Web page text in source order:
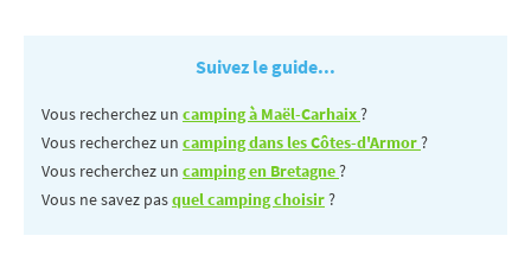
Suivez le guide...
Vous recherchez un camping à Maël-Carhaix?
Vous recherchez un camping dans les Côtes-d'Armor?
Vous recherchez un camping en Bretagne?
Vous ne savez pasquel camping choisir?